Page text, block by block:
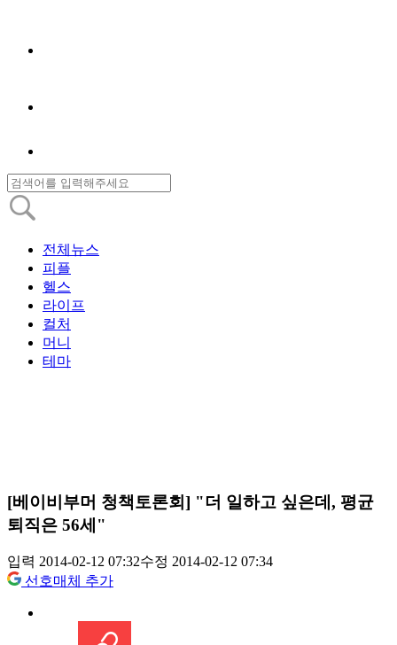
전체뉴스
피플
헬스
라이프
컬처
머니
테마
[베이비부머 청책토론회] "더 일하고 싶은데, 평균
퇴직은 56세"
입력 2014-02-12 07:32수정 2014-02-12 07:34
선호매체 추가